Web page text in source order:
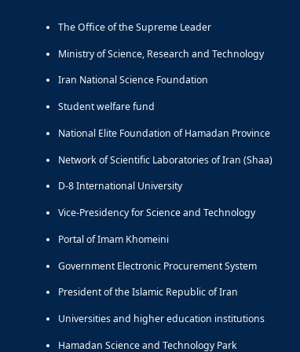
The Office of the Supreme Leader
Ministry of Science, Research and Technology
Iran National Science Foundation
Student welfare fund
National Elite Foundation of Hamadan Province
Network of Scientific Laboratories of Iran (Shaa)
D-8 International University
Vice-Presidency for Science and Technology
Portal of Imam Khomeini
Government Electronic Procurement System
President of the Islamic Republic of Iran
Universities and higher education institutions
Hamadan Science and Technology Park